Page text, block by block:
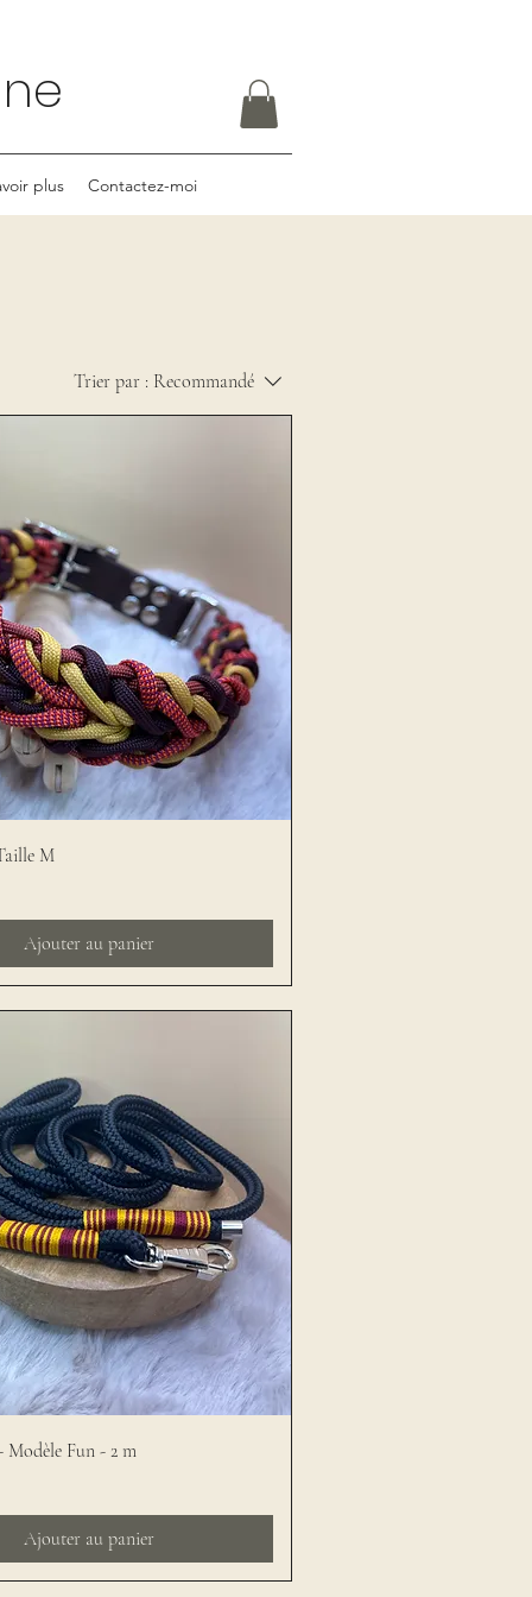
plus Contactez-moi
Trier par : Recommandé
M
Ajouter au panier
Modèle Fun - 2 m
Ajouter au panier